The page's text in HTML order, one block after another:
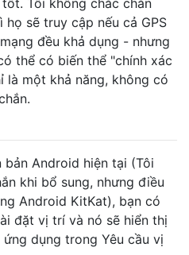
họ sẽ truy cập nếu cả GPS
đều khả dụng - nhưng
thể có biến thể "chính xác
là một khả năng, không có
bản Android hiện tại (Tôi
khi bổ sung, nhưng điều
Android KitKat), bạn có
đặt vị trí và nó sẽ hiển thị
dụng trong Yêu cầu vị